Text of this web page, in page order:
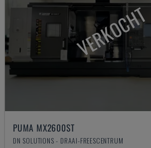
VERKOCHT
PUMA MX2600ST
DN SOLUTIONS - DRAAI-FREESCENTRUM